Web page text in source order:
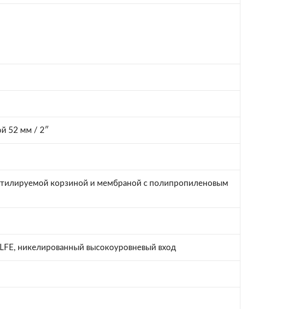
52 мм / 2″
корзиной и мембраной с полипропиленовым
никелированный высокоуровневый вход